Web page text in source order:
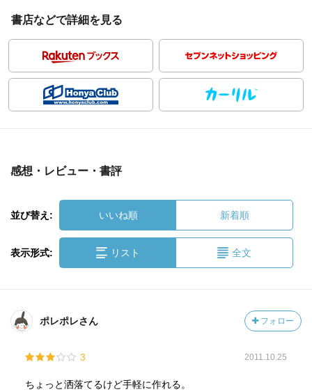
書店などで詳細を見る
感想・レビュー・書評
並び替え: いいね順 新着順
表示形式: リスト 全文
ポレポレさん フォロー
3 2011.10.25
ちょっと洒落てるけど手軽に作れる。